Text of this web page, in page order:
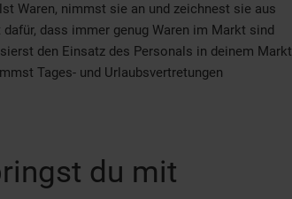
Waren, nimmst sie an und zeichnest sie aus
dafür, dass immer genug Waren im Markt sind
den Einsatz des Personals in deinem Markt
Tages- und Urlaubsvertretungen
du mit